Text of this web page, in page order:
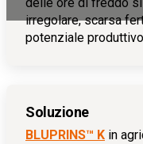
irregolare, scarsa
potenziale
Soluzione
BLUPRINS™ K in